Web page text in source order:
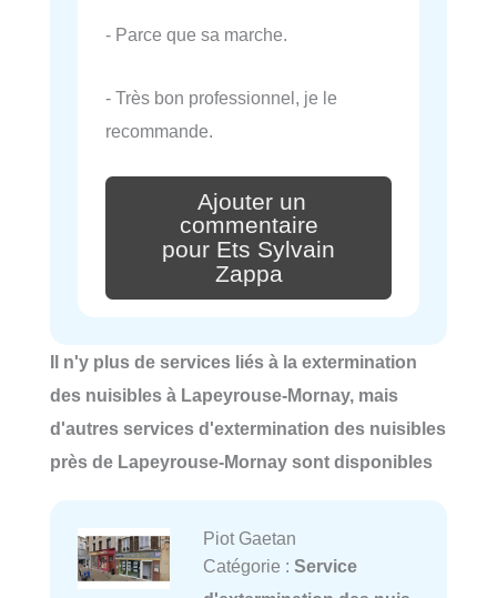
- Parce que sa marche.
- Très bon professionnel, je le
recommande.
Ajouter un
commentaire
pour Ets Sylvain
Zappa
Il n'y plus de services liés à la extermination
des nuisibles à Lapeyrouse-Mornay, mais
d'autres services d'extermination des nuisibles
près de Lapeyrouse-Mornay sont disponibles
Piot Gaetan
Catégorie : Service